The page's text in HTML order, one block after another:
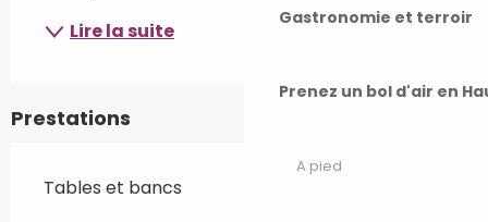
Gastronomie et terroir
Prenez un bol d'air en
A pied
Lire la suite
Prestations
Tables et bancs